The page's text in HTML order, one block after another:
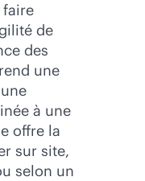
faire
de
des
une
à une
offre la
sur site,
selon un